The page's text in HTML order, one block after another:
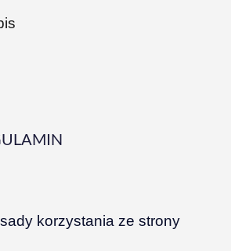
korzystania ze strony